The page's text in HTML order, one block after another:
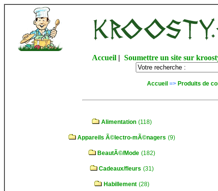
Accueil |Soumettre un site sur
Accueil => Produits de
Alimentation (118)
Appareils Ã©lectro-mÃ©nagers (9)
BeautÃ©/Mode (182)
Cadeaux/fleurs (31)
Habillement (28)